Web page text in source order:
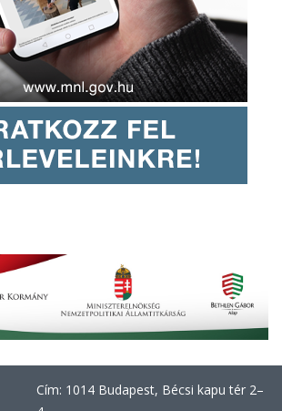
Cím: 1014 Budapest, Bécsi kapu tér 2–